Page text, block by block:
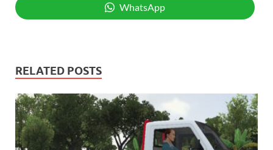
WhatsApp
RELATED POSTS